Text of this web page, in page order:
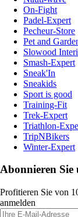
On-Fight
Padel-Expert
Pecheur-Store
Pet and
Slowood
Smash-Expert
Sneak'In
Sneakids
Sport is good
Training-Fit
Trek-Expert
Triathlon-
TripNBikers
Winter-Expert
Abonnieren Sie
Profitieren Sie von
anmelden